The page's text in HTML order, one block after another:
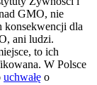
GMO, nie
konsekwencji dla
ani ludzi.
to ich
W Polsce
uchwałę o